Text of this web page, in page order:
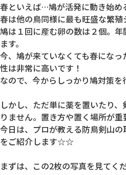
春といえば…鳩が活発に動き始め
春は他の鳥同様に最も旺盛な繁殖
鳩は１回に産む卵の数は２個。
ます。
今、鳩が来ていなくても春にな
性は非常に高いです！
なので、今からしっかり鳩対策を
しかし、ただ単に薬を置いたり
りません。置き方や置く場所が重
今日は、プロが教える防鳥剣山
をご紹介します☆☆
まずは、この2枚の写真を見てく